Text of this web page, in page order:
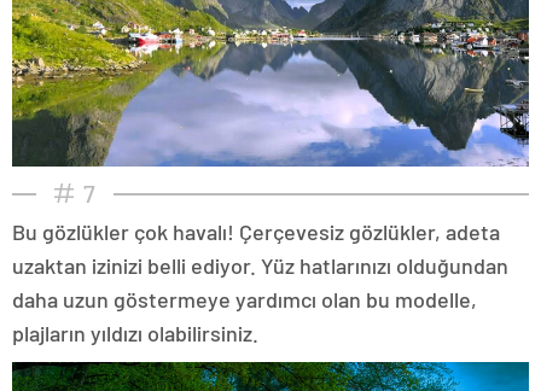
7
Bu gözlükler çok havalı! Çerçevesiz gözlükler, adeta
uzaktan izinizi belli ediyor. Yüz hatlarınızı olduğundan
daha uzun göstermeye yardımcı olan bu modelle,
plajların yıldızı olabilirsiniz.